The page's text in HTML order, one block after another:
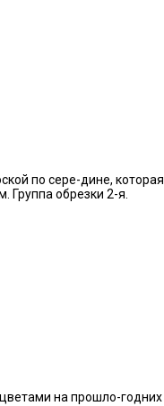
по сере-дине, которая
Группа обрезки 2-я.
на прошло-годних